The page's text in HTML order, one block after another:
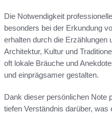
Die Notwendigkeit
besonders bei der Erkundung
erhalten durch die Erzählungen
Architektur, Kultur und
oft lokale Bräuche und
und einprägsamer gestalten.
Dank dieser persönlichen Note
tiefen Verständnis darüber,